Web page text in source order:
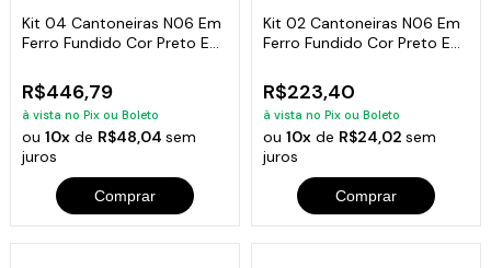
Kit 04 Cantoneiras N06 Em
Ferro Fundido Cor Preto Em
R$446,79
à vista no Pix ou Boleto
ou10x de R$48,04sem
juros
Comprar
Kit 02 Cantoneiras N06 Em
Ferro Fundido Cor Preto Em
R$223,40
à vista no Pix ou Boleto
ou 10xde R$24,02 sem
juros
Comprar